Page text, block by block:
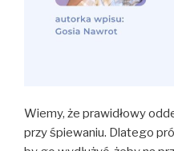
Wiemy, że prawidłowy
przy śpiewaniu. Dlatego